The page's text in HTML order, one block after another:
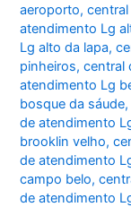
aeroporto,
atendimento Lg
Lg alto da lapa,
pinheiros,central
atendimento Lg
bosque da sáude
de atendimento
brooklin velho,
de atendimento
campo belo,
de atendimento